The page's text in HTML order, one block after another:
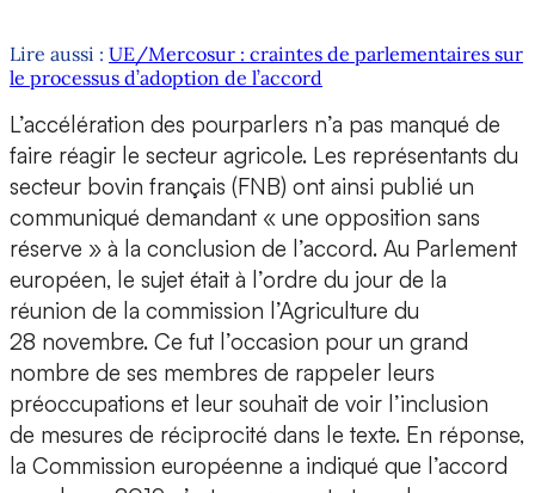
Lire aussi : UE/Mercosur : craintes de parlementaires sur
le processus d’adoption de l’accord
L’accélération des pourparlers n’a pas manqué de
faire réagir le secteur agricole. Les représentants du
secteur bovin français (FNB) ont ainsi publié un
communiqué demandant « une opposition sans
réserve » à la conclusion de l’accord. Au Parlement
européen, le sujet était à l’ordre du jour de la
réunion de la commission l’Agriculture du
28 novembre. Ce fut l’occasion pour un grand
nombre de ses membres de rappeler leurs
préoccupations et leur souhait de voir l’inclusion
de mesures de réciprocité dans le texte. En réponse,
la Commission européenne a indiqué que l’accord